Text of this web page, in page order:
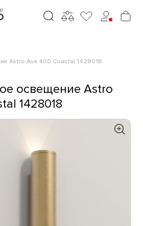
Astro Ava 400 Coastal 1428018
освещение Astro
1428018